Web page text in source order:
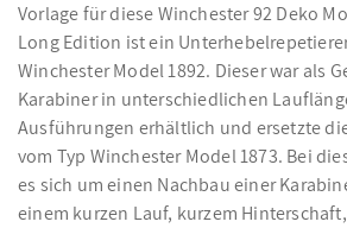
Vorlage für diese Winchester 92 Deko
Long Edition ist ein
Winchester Model 1892. Dieser war als
Karabiner in unterschiedlichen
Ausführungen erhältlich und ersetzte
vom Typ Winchester Model 1873. Bei
es sich um einen Nachbau einer
einem kurzen Lauf, kurzem